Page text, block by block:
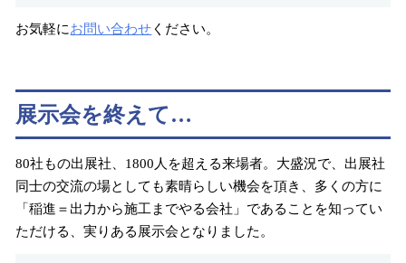
お気軽にお問い合わせ ください。
展示会を終えて…
80社もの出展社、1800人を超える来場者。大盛況で、出展社
同士の交流の場としても素晴らしい機会を頂き、多くの方に
「稲進＝出力から施工までやる会社」であることを知ってい
ただける、実りある展示会となりました。